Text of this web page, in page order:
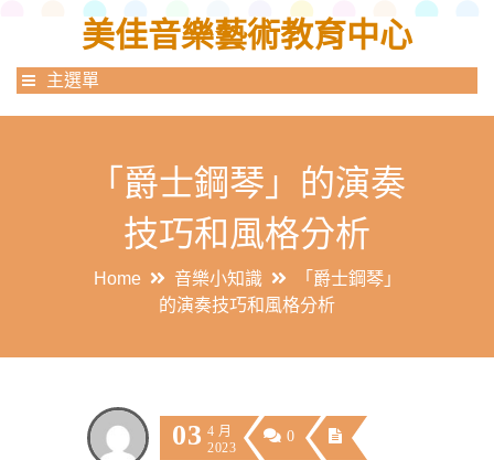
美佳音樂藝術教育中心
主選單
「爵士鋼琴」的演奏
技巧和風格分析
Home 音樂小知識
「爵士鋼琴」
的演奏技巧和風格分析
03 4 月
2023
0